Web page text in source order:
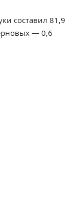
составил 81,9
— 0,6